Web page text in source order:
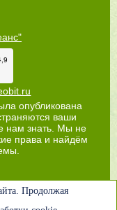
опубликована
ваши
нам знать. Мы не
права и найдём
Продолжая